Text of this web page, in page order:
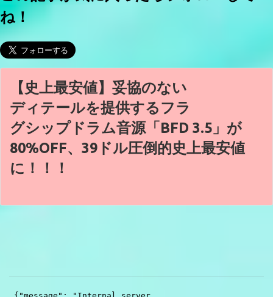
ね！
【史上最安値】妥協のない
ディテールを提供するフラ
グシップドラム音源「BFD 3.5」が
80%OFF、39ドル圧倒的史上最安値
に！！！